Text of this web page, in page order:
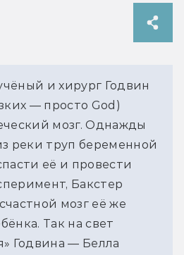
и хирург Годвин
— просто God)
мозг. Однажды
реки труп беременной
её и провести
Бакстер
мозг её же
Так на свет
Годвина — Белла